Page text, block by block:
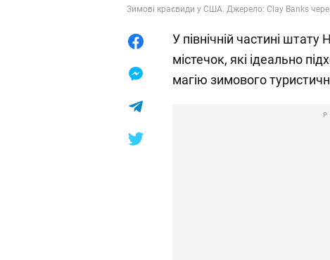
Зимові краєвиди у США. Джерело: Clay Banks
У північній частині
містечок, які ідеально
магію зимового